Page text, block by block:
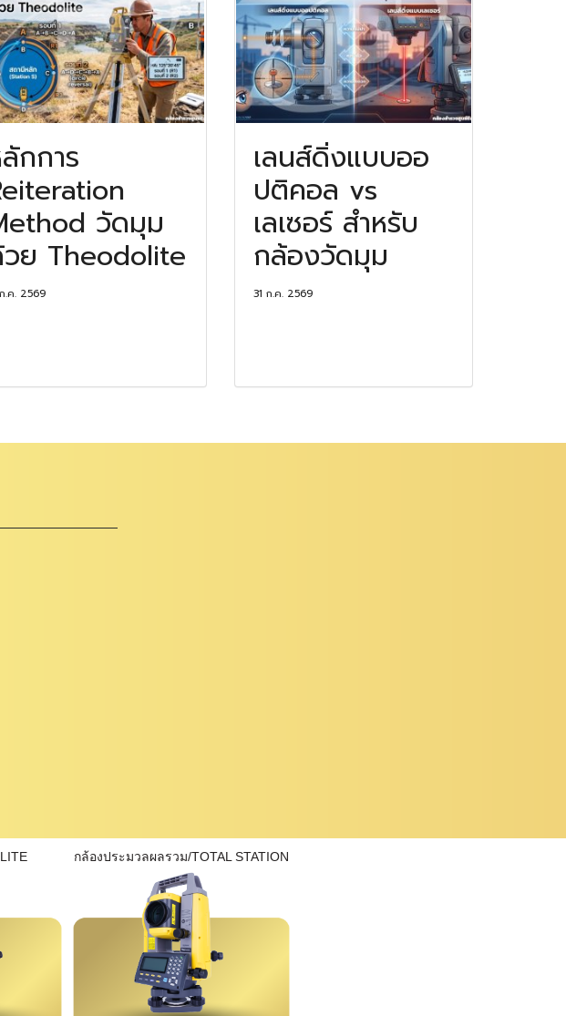
กการ
วัดมุม
ย Theodolite
.ค. 2569
เลนส์ดิ่งแบบออ
ปติคอล vs
เลเซอร์ สำหรับ
กล้องวัดมุม
31 ก.ค. 2569
กล้องประมวลผลรวม/TOTAL STATION